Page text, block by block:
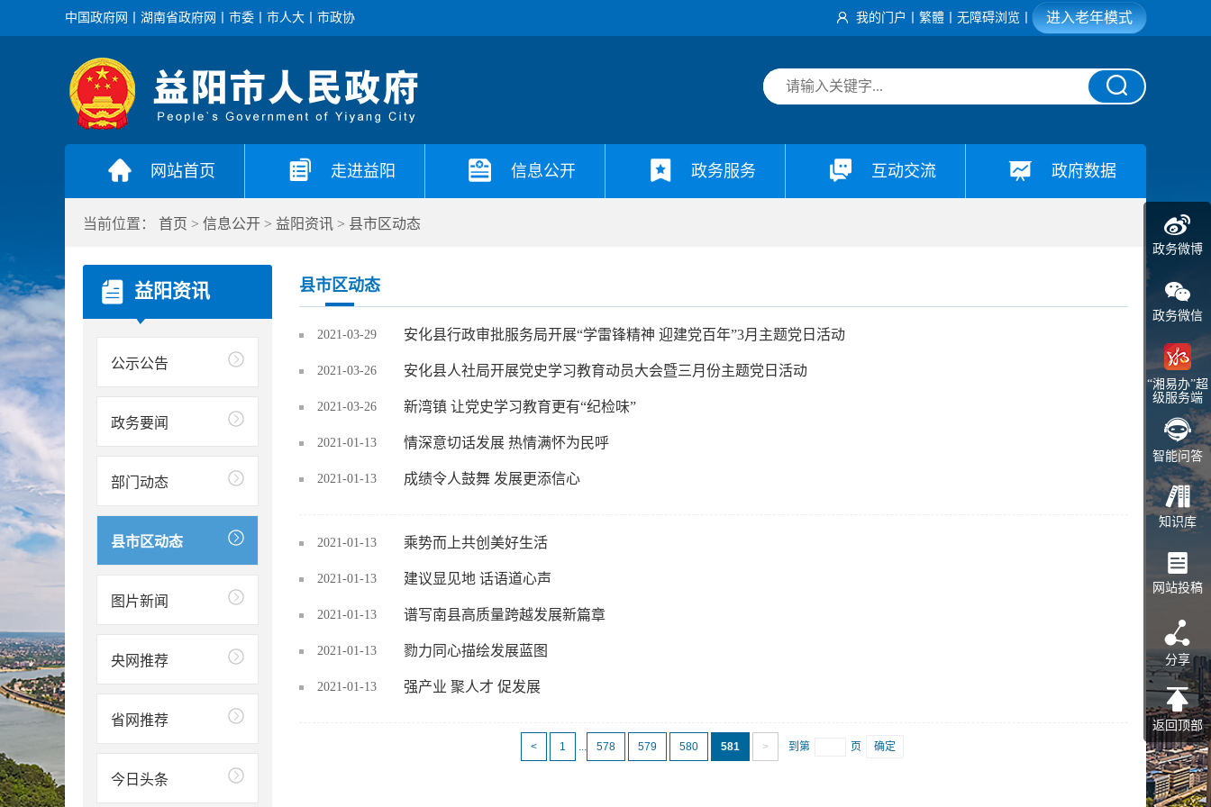
中国政府网 湖南省政府网 市委 市人大 市政协 我的门户 繁體 无障碍浏览 进入老年模式
网站首页 走进益阳 信息公开 政务服务 互动交流 政府数据
当前位置： 首页 > 信息公开 > 益阳资讯 > 县市区动态
益阳资讯
公示公告
政务要闻
部门动态
县市区动态
图片新闻
央网推荐
省网推荐
今日头条
县市区动态
2021-03-29 安化县行政审批服务局开展“学雷锋精神 迎建党百年”3月主题党日活动
2021-03-26 安化县人社局开展党史学习教育动员大会暨三月份主题党日活动
2021-03-26 新湾镇 让党史学习教育更有“纪检味”
2021-01-13 情深意切话发展 热情满怀为民呼
2021-01-13 成绩令人鼓舞 发展更添信心
2021-01-13 乘势而上共创美好生活
2021-01-13 建议显见地 话语道心声
2021-01-13 谱写南县高质量跨越发展新篇章
2021-01-13 勠力同心描绘发展蓝图
2021-01-13 强产业 聚人才 促发展
< 1 ... 578 579 580 581 > 到第 页 确定
政务微博
政务微信
“湘易办”超
级服务端
智能问答
知识库
网站投稿
分享
返回顶部